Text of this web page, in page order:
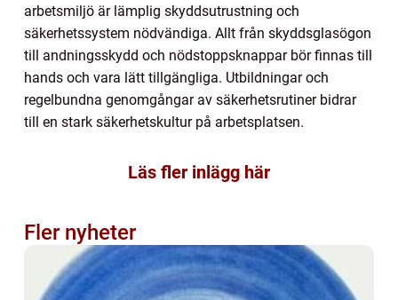
arbetsmiljö är lämplig skyddsutrustning och
säkerhetssystem nödvändiga. Allt från skyddsglasögon
till andningsskydd och nödstoppsknappar bör finnas till
hands och vara lätt tillgängliga. Utbildningar och
regelbundna genomgångar av säkerhetsrutiner bidrar
till en stark säkerhetskultur på arbetsplatsen.
Läs fler inlägg här
Fler nyheter